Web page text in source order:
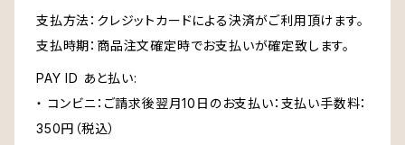
支払方法：クレジットカードによる決済がご利用頂けます。
支払時期：商品注文確定時でお支払いが確定致します。
PAY ID あと払い:
・ コンビニ：ご請求後翌月10日のお支払い：支払い手数料：
350円（税込）